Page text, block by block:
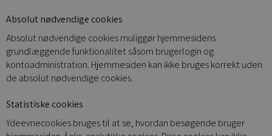
Absolut nødvendige cookies
Absolut nødvendige cookies muliggør hjemmesidens
grundlæggende funktionalitet såsom brugerlogin og
kontoadministration. Hjemmesiden kan ikke bruges korrekt uden
de absolut nødvendige cookies.
Statistiske cookies
Ydeevnecookies bruges til at se, hvordan besøgende bruger